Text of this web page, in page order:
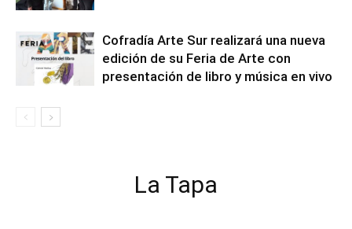
Cofradía Arte Sur realizará una nueva
edición de su Feria de Arte con
presentación de libro y música en vivo
La Tapa